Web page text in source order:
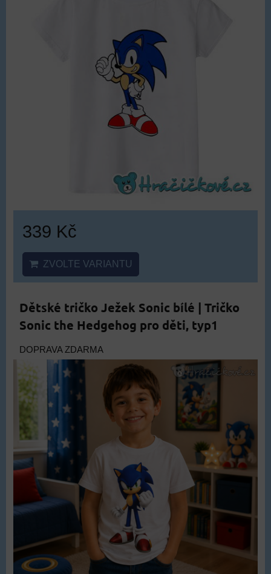
339 Kč
ZVOLTE VARIANTU
Dětské tričko Ježek Sonic bílé | Tričko
Sonic the Hedgehog pro děti, typ1
DOPRAVA ZDARMA